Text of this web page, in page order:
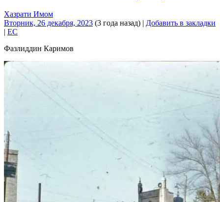
Хазрати Имом
Вторник, 26 декабря, 2023 (3 года назад) | Добавить в закладки
| EC
Фазлиддин Каримов